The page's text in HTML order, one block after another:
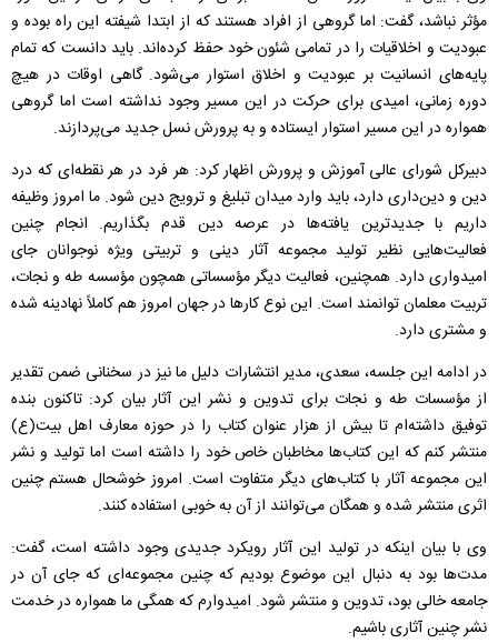
مؤثر نباشد، گفت: اما گروهی از افراد هستند که از ابتدا شیفته این راه بوده و
عبودیت و اخلاقیات را در تمامی شئون خود حفظ کرده‌اند. باید دانست که تمام
پایه‌های انسانیت بر عبودیت و اخلاق استوار می‌شود. گاهی اوقات در هیچ
دوره زمانی، امیدی برای حرکت در این مسیر وجود نداشته است اما گروهی
همواره در این مسیر استوار ایستاده و به پرورش نسل جدید می‌پردازند.
دبیرکل شورای عالی آموزش و پرورش اظهار کرد: هر فرد در هر نقطه‌ای که درد
دین و دین‌داری دارد، باید وارد میدان تبلیغ و ترویج دین شود. ما امروز وظیفه
داریم با جدیدترین یافته‌ها در عرصه دین قدم بگذاریم. انجام چنین
فعالیت‌هایی نظیر تولید مجموعه آثار دینی و تربیتی ویژه نوجوانان جای
امیدواری دارد. همچنین، فعالیت دیگر مؤسساتی همچون مؤسسه طه و نجات،
تربیت معلمان توانمند است. این نوع کارها در جهان امروز هم کاملاً نهادینه شده
و مشتری دارد.
در ادامه این جلسه، سعدی، مدیر انتشارات دلیل ما نیز در سخنانی ضمن تقدیر
از مؤسسات طه و نجات برای تدوین و نشر این آثار بیان کرد: تاکنون بنده
توفیق داشته‌ام تا بیش از هزار عنوان کتاب را در حوزه معارف اهل بیت(ع)
منتشر کنم که این کتاب‌ها مخاطبان خاص خود را داشته است اما تولید و نشر
این مجموعه آثار با کتاب‌های دیگر متفاوت است. امروز خوشحال هستم چنین
اثری منتشر شده و همگان می‌توانند از آن به خوبی استفاده کنند.
وی با بیان اینکه در تولید این آثار رویکرد جدیدی وجود داشته است، گفت:
مدت‌ها بود به دنبال این موضوع بودیم که چنین مجموعه‌ای که جای آن در
جامعه خالی بود، تدوین و منتشر شود. امیدوارم که همگی ما همواره در خدمت
نشر چنین آثاری باشیم.